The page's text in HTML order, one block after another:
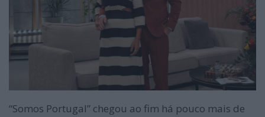
“Somos Portugal” chegou ao fim há pouco mais de